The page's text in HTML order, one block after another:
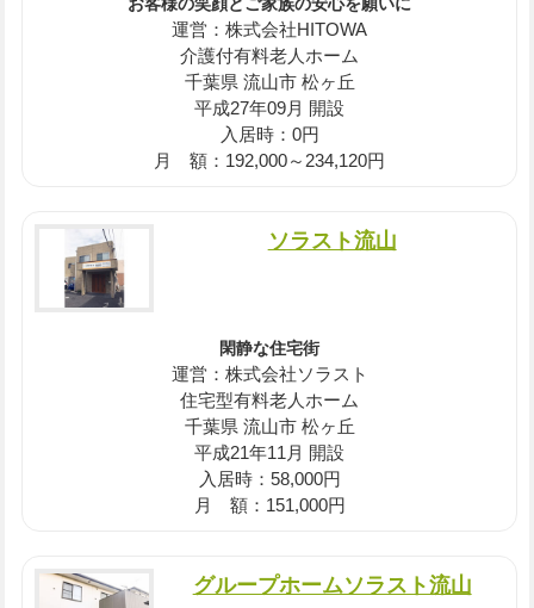
運営：株式会社HITOWA
介護付有料老人ホーム
千葉県 流山市 松ヶ丘
平成27年09月 開設
入居時：0円
月 額：192,000～234,120円
ソラスト流山
閑静な住宅街
運営：株式会社ソラスト
住宅型有料老人ホーム
千葉県 流山市 松ヶ丘
平成21年11月 開設
入居時：58,000円
月 額：151,000円
グループホームソラスト流山